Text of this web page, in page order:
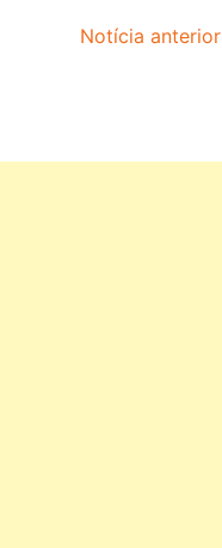
Notícia anterior